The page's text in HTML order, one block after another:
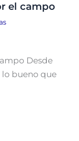
el campo
Desde
lo bueno que